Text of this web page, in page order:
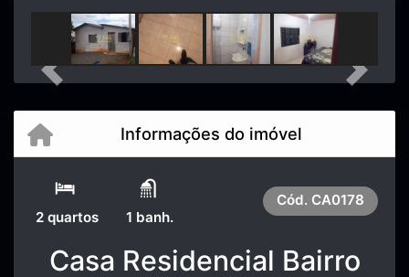
Previous Next
Informações do imóvel
2 quartos 1 banh.
Cód. CA0178
Casa Residencial Bairro